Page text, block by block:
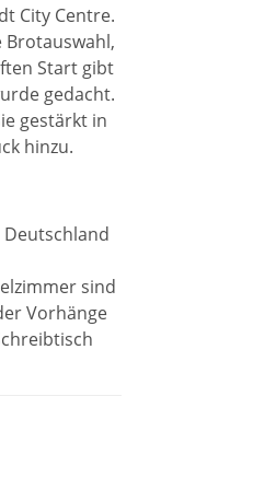
City Centre.
Brotauswahl,
Start gibt
gedacht.
gestärkt in
hinzu.
sind
Vorhänge